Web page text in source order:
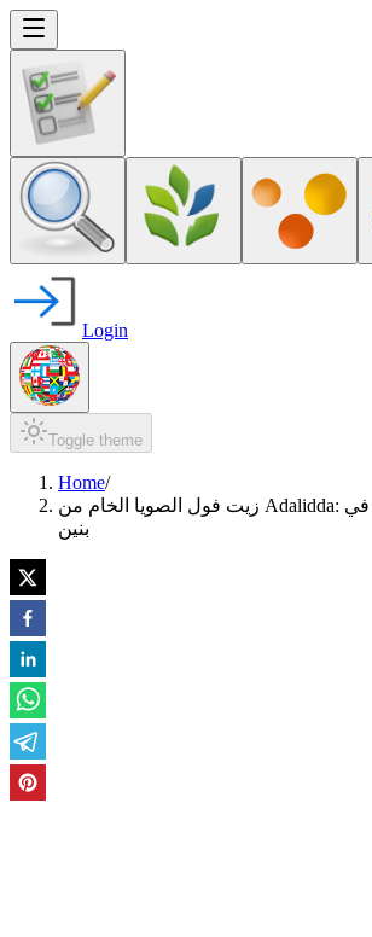
Login
Toggle theme
Home/
زيت فول الصويا الخام من Adalidda: الجودة والاستدامة في
بنين